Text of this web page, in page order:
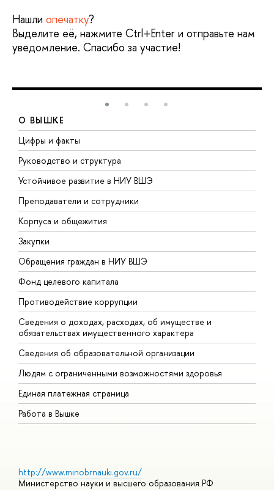
Нашли опечатку?
Выделите её, нажмите Ctrl+Enter и отправьте нам
уведомление. Спасибо за участие!
О ВЫШКЕ
Цифры и факты
Руководство и структура
Устойчивое развитие в НИУ ВШЭ
Преподаватели и сотрудники
Корпуса и общежития
Закупки
Обращения граждан в НИУ ВШЭ
Фонд целевого капитала
Противодействие коррупции
Сведения о доходах, расходах, об имуществе и
обязательствах имущественного характера
Сведения об образовательной организации
Людям с ограниченными возможностями здоровья
Единая платежная страница
Работа в Вышке
http://www.minobrnauki.gov.ru/
Министерство науки и высшего образования РФ